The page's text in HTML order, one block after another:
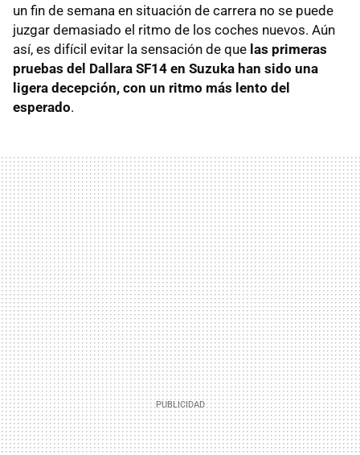
un fin de semana en situación de carrera no se puede
juzgar demasiado el ritmo de los coches nuevos. Aún
así, es difícil evitar la sensación de que las primeras
pruebas del Dallara SF14 en Suzuka han sido una
ligera decepción, con un ritmo más lento del
esperado.